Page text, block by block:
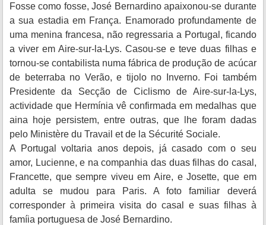
Fosse como fosse, José Bernardino apaixonou-se durante
a sua estadia em França. Enamorado profundamente de
uma menina francesa, não regressaria a Portugal, ficando
a viver em Aire-sur-la-Lys. Casou-se e teve duas filhas e
tornou-se contabilista numa fábrica de produção de acúcar
de beterraba no Verão, e tijolo no Inverno. Foi também
Presidente da Secção de Ciclismo de Aire-sur-la-Lys,
actividade que Hermínia vê confirmada em medalhas que
aina hoje persistem, entre outras, que lhe foram dadas
pelo Ministère du Travail et de la Sécurité Sociale.
A Portugal voltaria anos depois, já casado com o seu
amor, Lucienne, e na companhia das duas filhas do casal,
Francette, que sempre viveu em Aire, e Josette, que em
adulta se mudou para Paris. A foto familiar deverá
corresponder à primeira visita do casal e suas filhas à
famíia portuguesa de José Bernardino.